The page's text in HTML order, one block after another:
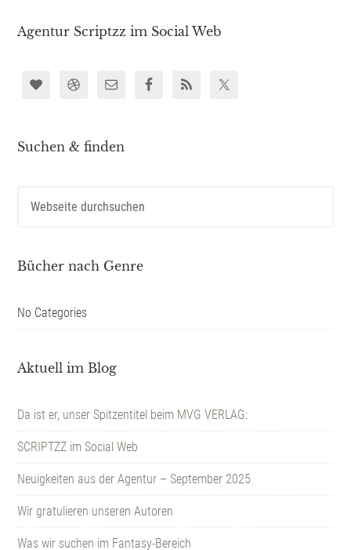
Agentur Scriptzz im Social Web
Suchen & finden
Bücher nach Genre
No Categories
Aktuell im Blog
Da ist er, unser Spitzentitel beim MVG VERLAG:
SCRIPTZZ im Social Web
Neuigkeiten aus der Agentur – September 2025
Wir gratulieren unseren Autoren
Was wir suchen im Fantasy-Bereich